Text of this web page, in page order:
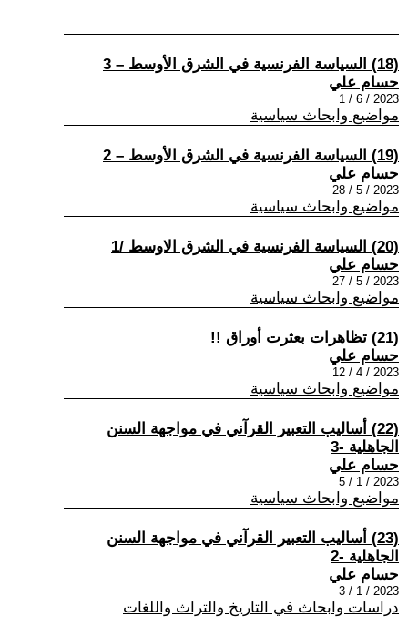
(18) السياسة الفرنسية في الشرق الأوسط – 3
حسام علي
2023 / 6 / 1
مواضيع وابحاث سياسية
(19) السياسة الفرنسية في الشرق الأوسط – 2
حسام علي
2023 / 5 / 28
مواضيع وابحاث سياسية
(20) السياسة الفرنسية في الشرق الاوسط /1
حسام علي
2023 / 5 / 27
مواضيع وابحاث سياسية
(21) تظاهرات بعثرت أوراق !!
حسام علي
2023 / 4 / 12
مواضيع وابحاث سياسية
(22) أساليب التعبير القرآني في مواجهة السنن
الجاهلية -3
حسام علي
2023 / 1 / 5
مواضيع وابحاث سياسية
(23) أساليب التعبير القرآني في مواجهة السنن
الجاهلية -2
حسام علي
2023 / 1 / 3
دراسات وابحاث في التاريخ والتراث واللغات